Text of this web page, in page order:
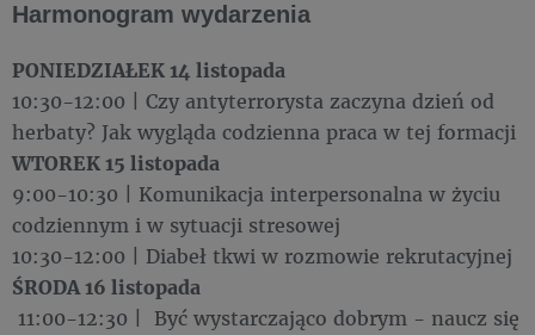
Harmonogram wydarzenia
PONIEDZIAŁEK 14 listopada
10:30-12:00 | Czy antyterrorysta zaczyna dzień od
herbaty? Jak wygląda codzienna praca w tej formacji
WTOREK 15 listopada
9:00-10:30 | Komunikacja interpersonalna w życiu
codziennym i w sytuacji stresowej
10:30-12:00 | Diabeł tkwi w rozmowie rekrutacyjnej
ŚRODA 16 listopada
11:00-12:30 | Być wystarczająco dobrym - naucz się